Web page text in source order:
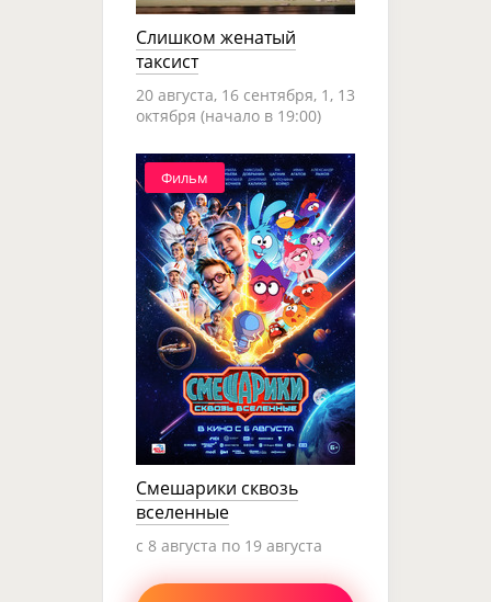
Слишком женатый
таксист
20 августа, 16 сентября, 1, 13
октября (начало в 19:00)
Фильм
Смешарики сквозь
вселенные
c 8 августа по 19 августа